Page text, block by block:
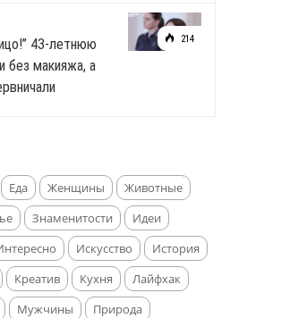
214
43-летнюю
без макияжа, а
Еда Женщины
Животные
Знаменитости
Идеи
Искусство
История
Креатив Кухня
Лайфхак
Мужчины
Природа